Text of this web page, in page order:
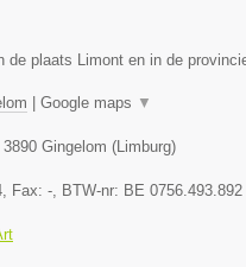
de plaats Limont en in de
Google maps ▼
3890 Gingelom (Limburg)
, Fax: -, BTW-nr: BE 0756.493.892